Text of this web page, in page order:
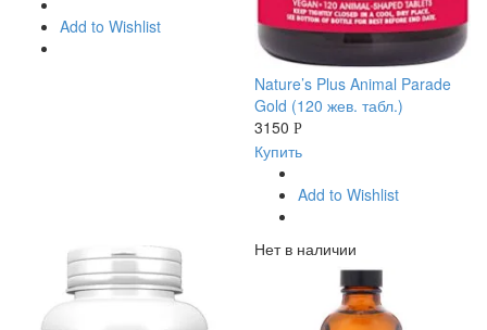
Add to Wishlist
Nature’s Plus Animal Parade
Gold (120 жев. табл.)
3150 Р
Купить
Add to Wishlist
Нет в наличии